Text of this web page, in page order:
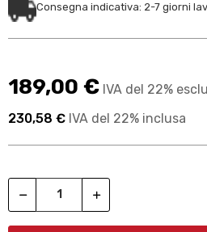
Consegna indicativa: 2-7 giorni
189,00 € IVA del 22%
230,58 € IVA del 22% inclusa